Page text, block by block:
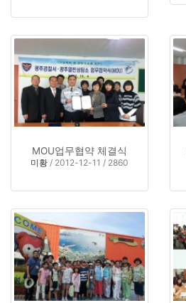
MOU업무협약 체결식
미황 / 2012-12-11 / 2860